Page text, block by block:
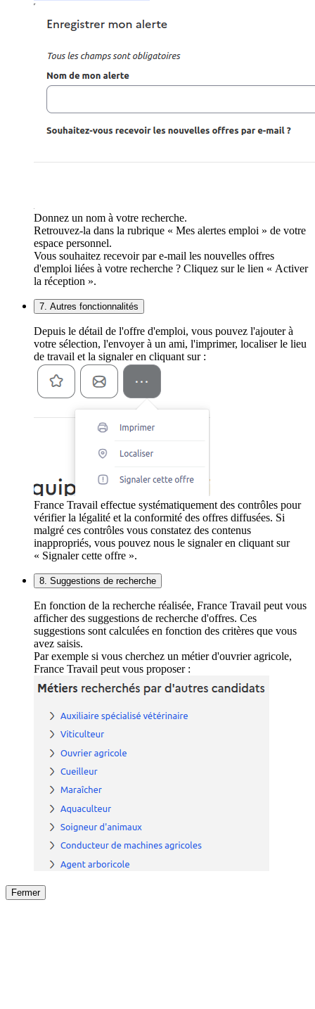
Donnez un nom à votre recherche.
Retrouvez-la dans la rubrique « Mes alertes emploi » de votre
espace personnel.
Vous souhaitez recevoir par e-mail les nouvelles offres
d'emploi liées à votre recherche ? Cliquez sur le lien « Activer
la réception ».
7. Autres fonctionnalités
Depuis le détail de l'offre d'emploi, vous pouvez l'ajouter à
votre sélection, l'envoyer à un ami, l'imprimer, localiser le lieu
de travail et la signaler en cliquant sur :
France Travail effectue systématiquement des contrôles pour
vérifier la légalité et la conformité des offres diffusées. Si
malgré ces contrôles vous constatez des contenus
inappropriés, vous pouvez nous le signaler en cliquant sur
« Signaler cette offre ».
8. Suggestions de recherche
En fonction de la recherche réalisée, France Travail peut vous
afficher des suggestions de recherche d'offres. Ces
suggestions sont calculées en fonction des critères que vous
avez saisis.
Par exemple si vous cherchez un métier d'ouvrier agricole,
France Travail peut vous proposer :
Fermer